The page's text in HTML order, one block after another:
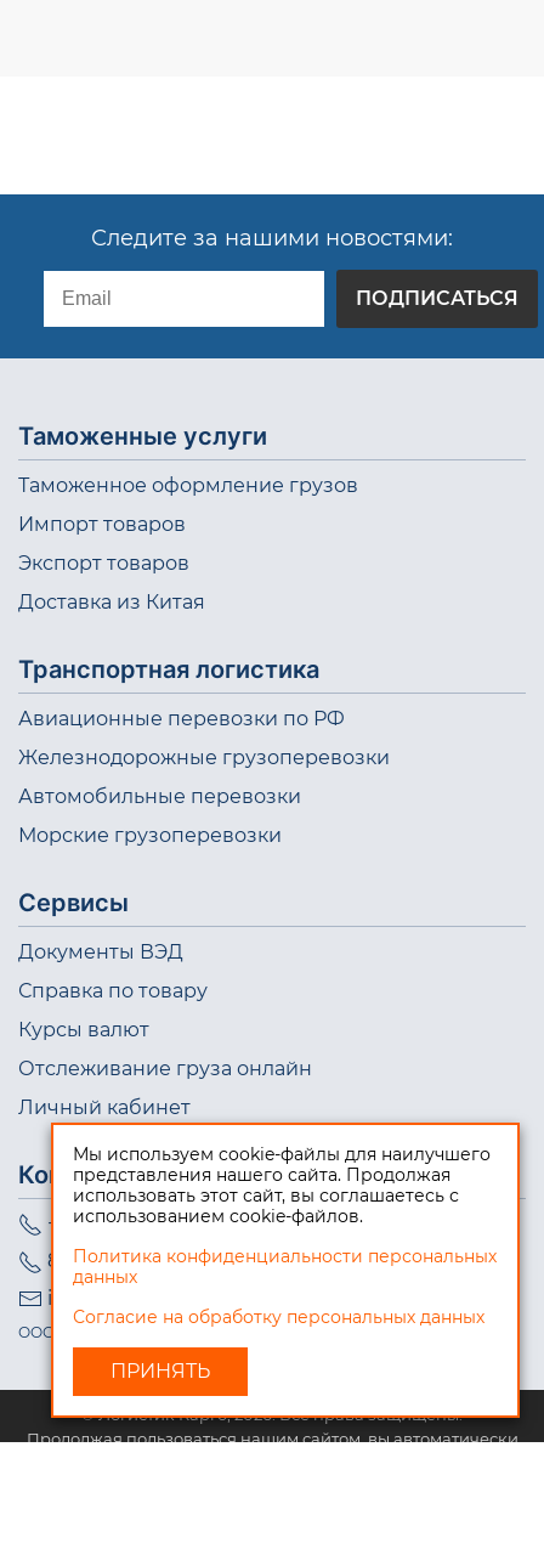
Следите за нашими новостями:
ПОДПИСАТЬСЯ
Таможенные услуги
Таможенное оформление грузов
Импорт товаров
Экспорт товаров
Доставка из Китая
Транспортная логистика
Авиационные перевозки по РФ
Железнодорожные грузоперевозки
Автомобильные перевозки
Морские грузоперевозки
Сервисы
Документы ВЭД
Справка по товару
Курсы валют
Отслеживание груза онлайн
Личный кабинет
Контакты
+7 (495) 723-10-98
8 (800) 550-08-99
info@logistic-cargo.ru
ООО "Логистик Карго", ИНН 5009076973
© Логистик Карго, 2026. Все права защищены.
Продолжая пользоваться нашим сайтом, вы автоматически
Мы используем cookie-файлы для наилучшего
представления нашего сайта. Продолжая
использовать этот сайт, вы соглашаетесь с
использованием cookie-файлов.
Политика конфиденциальности персональных
данных
Согласие на обработку персональных данных